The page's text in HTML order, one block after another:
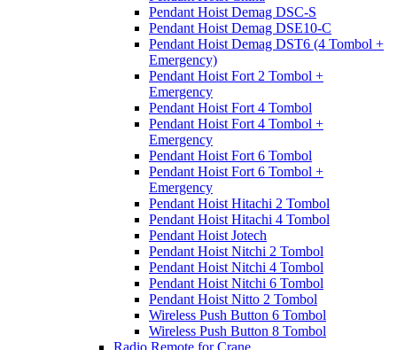
Pendant Hoist Demag DSC-S
Pendant Hoist Demag DSE10-C
Pendant Hoist Demag DST6 (4 Tombol +
Emergency)
Pendant Hoist Fort 2 Tombol +
Emergency
Pendant Hoist Fort 4 Tombol
Pendant Hoist Fort 4 Tombol +
Emergency
Pendant Hoist Fort 6 Tombol
Pendant Hoist Fort 6 Tombol +
Emergency
Pendant Hoist Hitachi 2 Tombol
Pendant Hoist Hitachi 4 Tombol
Pendant Hoist Jotech
Pendant Hoist Nitchi 2 Tombol
Pendant Hoist Nitchi 4 Tombol
Pendant Hoist Nitchi 6 Tombol
Pendant Hoist Nitto 2 Tombol
Wireless Push Button 6 Tombol
Wireless Push Button 8 Tombol
Radio Remote for Crane